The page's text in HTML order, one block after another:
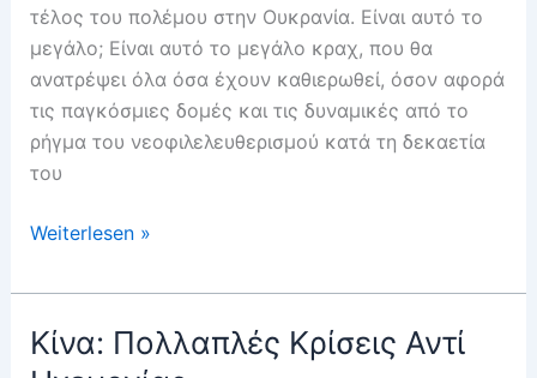
τέλος του πολέμου στην Ουκρανία. Είναι αυτό το
μεγάλο; Είναι αυτό το μεγάλο κραχ, που θα
ανατρέψει όλα όσα έχουν καθιερωθεί, όσον αφορά
τις παγκόσμιες δομές και τις δυναμικές από το
ρήγμα του νεοφιλελευθερισμού κατά τη δεκαετία
του
Μια
Ποιότητα
Κρίσης
Weiterlesen »
Κίνα: Πολλαπλές Κρίσεις Αντί